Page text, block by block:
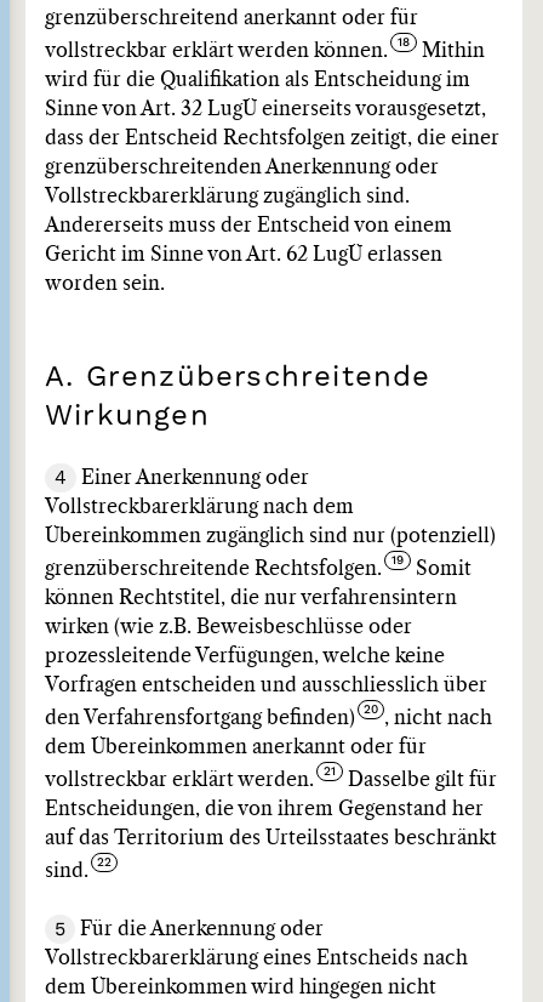
grenzüberschreitend anerkannt oder für
vollstreckbar erklärt werden können.
Mithin
wird für die Qualifikation als Entscheidung im
Sinne von Art. 32 LugÜ einerseits vorausgesetzt,
dass der Entscheid Rechtsfolgen zeitigt, die einer
grenzüberschreitenden Anerkennung oder
Vollstreckbarerklärung zugänglich sind.
Andererseits muss der Entscheid von einem
Gericht im Sinne von Art. 62 LugÜ erlassen
worden sein.
A. Grenzüberschreitende
Wirkungen
4
Einer Anerkennung oder
Vollstreckbarerklärung nach dem
Übereinkommen zugänglich sind nur (potenziell)
grenzüberschreitende Rechtsfolgen.
Somit
können Rechtstitel, die nur verfahrensintern
wirken (wie z.B. Beweisbeschlüsse oder
prozessleitende Verfügungen, welche keine
Vorfragen entscheiden und ausschliesslich über
den Verfahrensfortgang befinden)
, nicht nach
dem Übereinkommen anerkannt oder für
vollstreckbar erklärt werden.
Dasselbe gilt für
Entscheidungen, die von ihrem Gegenstand her
auf das Territorium des Urteilsstaates beschränkt
sind.
5
Für die Anerkennung oder
Vollstreckbarerklärung eines Entscheids nach
dem Übereinkommen wird hingegen nicht